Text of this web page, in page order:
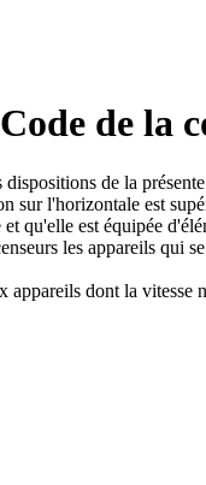
de la
de la
l'horizontale est
qu'elle est équipée
les appareils qui
appareils dont la vitesse